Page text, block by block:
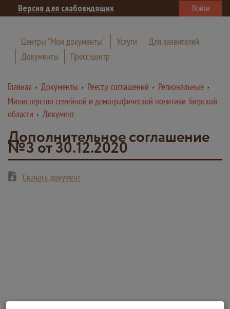
Версия для слабовидящих Войти
Центры "Мои документы" Услуги
Для заявителей
Документы
Пресс-центр
Главная Документы Реестр соглашений
Региональные
Министерство семейной и демографической политики Тверской
области
Документ
Дополнительное соглашение
№3 от 30.12.2020
Скачать документ